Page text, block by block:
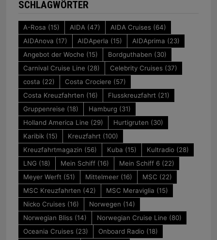
SCHLAGWÖRTER
A-Rosa (15) AIDA (47) AIDA Cruises (64)
AIDAnova (17) AIDAperla (15) AIDAprima (23)
Angebot der Woche (15) Bordguthaben (30)
Carnival Cruise Line (28) Celebrity Cruises (37)
costa (22) Costa Crociere (57)
Costa Kreuzfahrten (16) Flusskreuzfahrt (21)
Gruppenreise (18) Hamburg (31)
Holland America Line (29) Hurtigruten (30)
Karibik(15) Kreuzfahrt (100)
Kreuzfahrtmagazin (56) Kuba (15) Kultradio(28)
LNG (18) Mein Schiff(16) Mein Schiff 6(22)
Meyer Werft (51) Mittelmeer(16) MSC (22)
MSC Kreuzfahrten (42) MSC Meraviglia (15)
Nicko Cruises (16) Norwegen (14)
Norwegian Bliss (14) Norwegian Cruise Line (80)
Oceania Cruises (23) Onboard Radio(18)